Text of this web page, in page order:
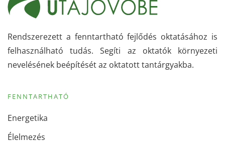
Rendszerezett a fenntartható fejlődés oktatásához is
felhasználható tudás. Segíti az oktatók környezeti
nevelésének beépítését az oktatott tantárgyakba.
FENNTARTHATÓ
Energetika
Élelmezés